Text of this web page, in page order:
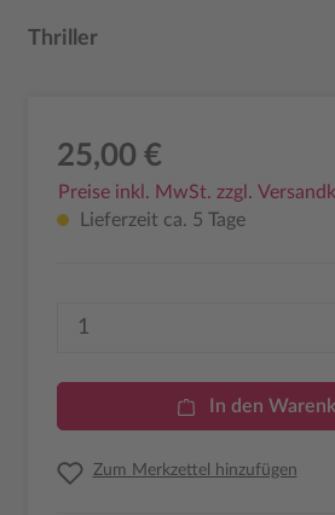
Thriller
25,00 €
Preise inkl. MwSt. zzgl.
Lieferzeit ca. 5 Tage
Produkt Anzahl: Gib
In den
Zum Merkzettel hinzufügen